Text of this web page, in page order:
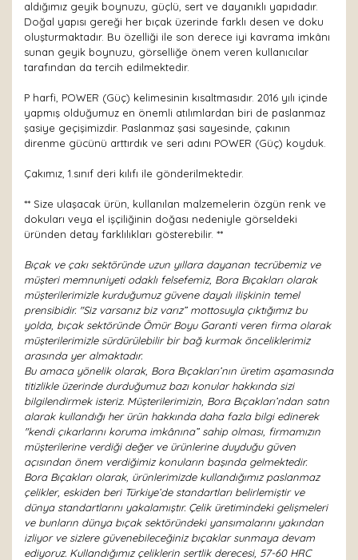
aldığımız geyik boynuzu, güçlü, sert ve dayanıklı yapıdadır.
Doğal yapısı gereği her bıçak üzerinde farklı desen ve doku
oluşturmaktadır. Bu özelliği ile son derece iyi kavrama imkânı
sunan geyik boynuzu, görselliğe önem veren kullanıcılar
tarafından da tercih edilmektedir.
P harfi, POWER (Güç) kelimesinin kısaltmasıdır. 2016 yılı içinde
yapmış olduğumuz en önemli atılımlardan biri de paslanmaz
şasiye geçişimizdir. Paslanmaz şasi sayesinde, çakının
direnme gücünü arttırdık ve seri adını POWER (Güç) koyduk.
Çakımız, 1.sınıf deri kılıfı ile gönderilmektedir.
** Size ulaşacak ürün, kullanılan malzemelerin özgün renk ve
dokuları veya el işçiliğinin doğası nedeniyle görseldeki
üründen detay farklılıkları gösterebilir. **
Bıçak ve çakı sektöründe uzun yıllara dayanan tecrübemiz ve
müşteri memnuniyeti odaklı felsefemiz, Bora Bıçakları olarak
müşterilerimizle kurduğumuz güvene dayalı ilişkinin temel
prensibidir. "Siz varsanız biz varız” mottosuyla çıktığımız bu
yolda, bıçak sektöründe Ömür Boyu Garanti veren firma olarak
müşterilerimizle sürdürülebilir bir bağ kurmak önceliklerimiz
arasında yer almaktadır.
Bu amaca yönelik olarak, Bora Bıçakları’nın üretim aşamasında
titizlikle üzerinde durduğumuz bazı konular hakkında sizi
bilgilendirmek isteriz. Müşterilerimizin, Bora Bıçakları’ndan satın
alarak kullandığı her ürün hakkında daha fazla bilgi edinerek
"kendi çıkarlarını koruma imkânına” sahip olması, firmamızın
müşterilerine verdiği değer ve ürünlerine duyduğu güven
açısından önem verdiğimiz konuların başında gelmektedir.
Bora Bıçakları olarak, ürünlerimizde kullandığımız paslanmaz
çelikler, eskiden beri Türkiye’de standartları belirlemiştir ve
dünya standartlarını yakalamıştır. Çelik üretimindeki gelişmeleri
ve bunların dünya bıçak sektöründeki yansımalarını yakından
izliyor ve sizlere güvenebileceğiniz bıçaklar sunmaya devam
ediyoruz. Kullandığımız çeliklerin sertlik derecesi, 57-60 HRC